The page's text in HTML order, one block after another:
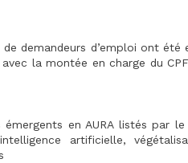
demandeurs d’emploi ont été
la montée en charge du
en AURA listés par
artificielle,